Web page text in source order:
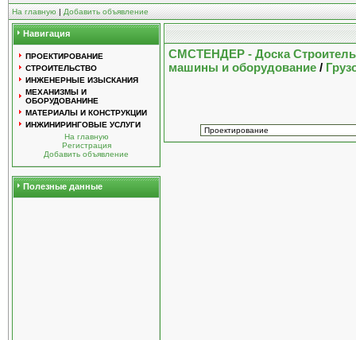
На главную | Добавить объявление
Навигация
ПРОЕКТИРОВАНИЕ
СТРОИТЕЛЬСТВО
ИНЖЕНЕРНЫЕ ИЗЫСКАНИЯ
МЕХАНИЗМЫ И
ОБОРУДОВАНИНЕ
МАТЕРИАЛЫ И КОНСТРУКЦИИ
ИНЖИНИРИНГОВЫЕ УСЛУГИ
На главную
Регистрация
Добавить объявление
Полезные данные
СМСТЕНДЕР - Доска
машины и оборудование /